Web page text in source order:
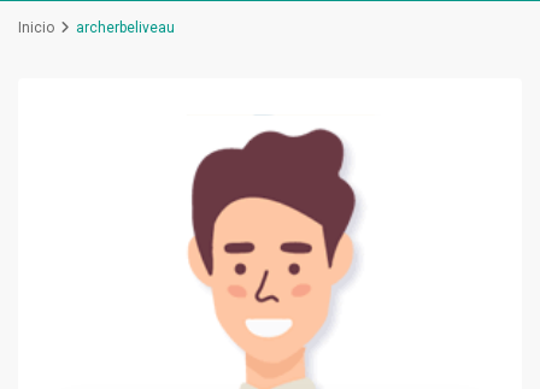
Inicio archerbeliveau